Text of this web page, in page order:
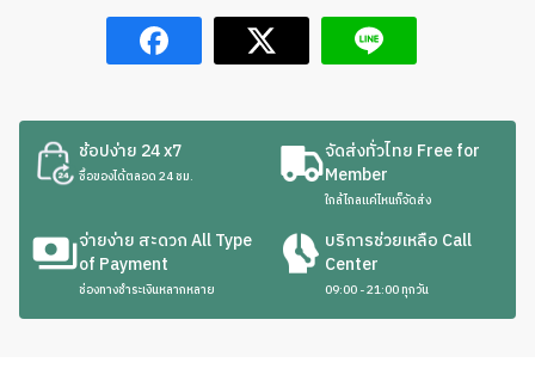
ช้อปง่าย 24 x7
ซื้อของได้ตลอด 24 ชม.
จัดส่งทั่วไทย Free for
Member
ใกล้ไกลแค่ไหนก็จัดส่ง
จ่ายง่าย สะดวก All Type
of Payment
ช่องทางชำระเงินหลากหลาย
บริการช่วยเหลือ Call
Center
09:00 - 21:00 ทุกวัน